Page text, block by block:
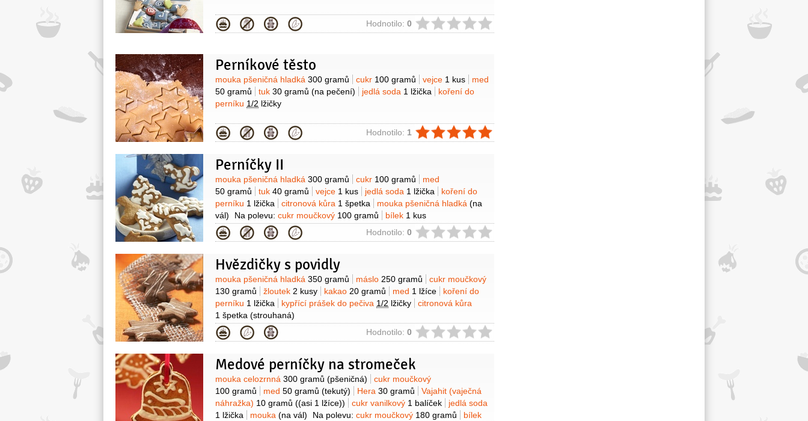
Kategorie Hodnotilo: 0
Perníkové těsto
Suroviny
mouka pšeničná hladká 300 gramů cukr 100 gramů vejce 1 kus
med
50 gramů
tuk 30 gramů (na pečení) jedlá soda 1 lžička
koření do
perníku 1/2 lžičky
Kategorie Hodnotilo: 1
Perníčky II
Suroviny
mouka pšeničná hladká 300 gramů cukr 100 gramů
med
50 gramů
tuk 40 gramů vejce 1 kus jedlá soda 1 lžička
koření do
perníku 1 lžička citronová kůra 1 špetka mouka pšeničná hladká (na
vál)
Na polevu: cukr moučkový 100 gramů bílek 1 kus
Kategorie Hodnotilo: 0
Hvězdičky s povidly
Suroviny
mouka pšeničná hladká 350 gramů máslo 250 gramů
cukr moučkový
130 gramů
žloutek 2 kusy kakao 20 gramů med 1 lžíce
koření do
perníku 1 lžička kypřící prášek do pečiva 1/2 lžičky
citronová kůra
1 špetka (strouhaná)
Kategorie Hodnotilo: 0
Medové perníčky na stromeček
Suroviny
mouka celozrnná 300 gramů (pšeničná)
cukr moučkový
100 gramů
med 50 gramů (tekutý) Hera 30 gramů
Vajahit (vaječná
náhražka) 10 gramů ((asi 1 lžíce)) cukr vanilkový 1 balíček
jedlá soda
1 lžička
mouka (na vál) Na polevu: cukr moučkový 180 gramů
bílek